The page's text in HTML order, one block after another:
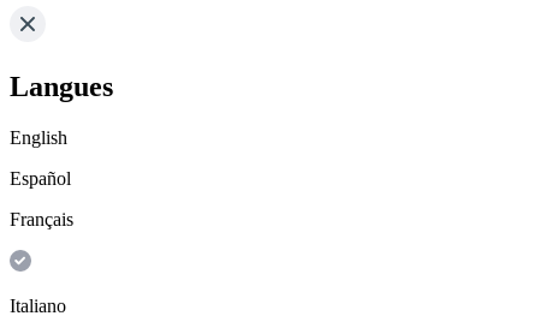
Langues
English
Español
Français
Italiano